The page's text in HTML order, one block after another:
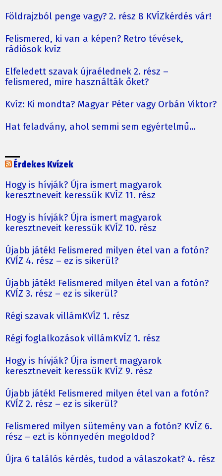
Földrajzból penge vagy? 2. rész 8 KVÍZkérdés vár!
Felismered, ki van a képen? Retro tévések,
rádiósok kvíz
Elfeledett szavak újraélednek 2. rész –
felismered, mire használták őket?
Kvíz: Ki mondta? Magyar Péter vagy Orbán Viktor?
Hat feladvány, ahol semmi sem egyértelmű…
Érdekes Kvízek
Hogy is hívják? Újra ismert magyarok
keresztneveit keressük KVÍZ 11. rész
Hogy is hívják? Újra ismert magyarok
keresztneveit keressük KVÍZ 10. rész
Újabb játék! Felismered milyen étel van a fotón?
KVÍZ 4. rész – ez is sikerül?
Újabb játék! Felismered milyen étel van a fotón?
KVÍZ 3. rész – ez is sikerül?
Régi szavak villámKVÍZ 1. rész
Régi foglalkozások villámKVÍZ 1. rész
Hogy is hívják? Újra ismert magyarok
keresztneveit keressük KVÍZ 9. rész
Újabb játék! Felismered milyen étel van a fotón?
KVÍZ 2. rész – ez is sikerül?
Felismered milyen sütemény van a fotón? KVÍZ 6.
rész – ezt is könnyedén megoldod?
Újra 6 találós kérdés, tudod a válaszokat? 4. rész